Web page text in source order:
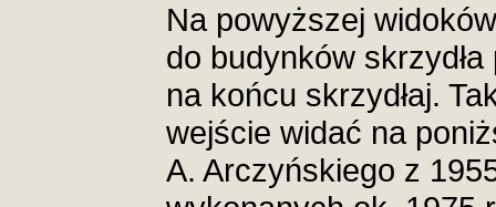
Na powyższej
do budynków
na końcu skrzydłaj.
wejście widać na
A. Arczyńskiego z